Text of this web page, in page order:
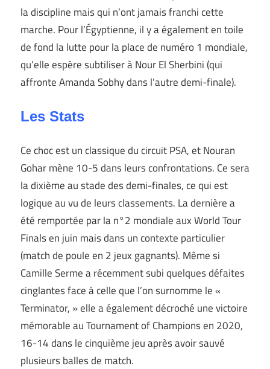
la discipline mais qui n’ont jamais franchi cette
marche. Pour l’Égyptienne, il y a également en toile
de fond la lutte pour la place de numéro 1 mondiale,
qu’elle espère subtiliser à Nour El Sherbini (qui
affronte Amanda Sobhy dans l’autre demi-finale).
Les Stats
Ce choc est un classique du circuit PSA, et Nouran
Gohar mène 10-5 dans leurs confrontations. Ce sera
la dixième au stade des demi-finales, ce qui est
logique au vu de leurs classements. La dernière a
été remportée par la n°2 mondiale aux World Tour
Finals en juin mais dans un contexte particulier
(match de poule en 2 jeux gagnants). Même si
Camille Serme a récemment subi quelques défaites
cinglantes face à celle que l’on surnomme le «
Terminator, » elle a également décroché une victoire
mémorable au Tournament of Champions en 2020,
16-14 dans le cinquième jeu après avoir sauvé
plusieurs balles de match.